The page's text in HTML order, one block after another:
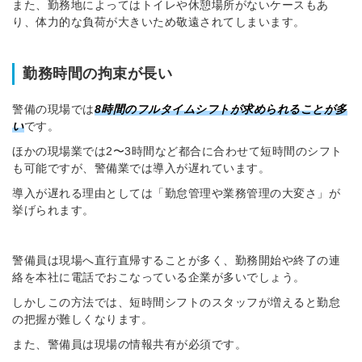
また、勤務地によってはトイレや休憩場所がないケースもあ
り、体力的な負荷が大きいため敬遠されてしまいます。
勤務時間の拘束が長い
警備の現場では8時間のフルタイムシフトが求められることが多
いです。
ほかの現場業では2〜3時間など都合に合わせて短時間のシフト
も可能ですが、警備業では導入が遅れています。
導入が遅れる理由としては「勤怠管理や業務管理の大変さ」が
挙げられます。
警備員は現場へ直行直帰することが多く、勤務開始や終了の連
絡を本社に電話でおこなっている企業が多いでしょう。
しかしこの方法では、短時間シフトのスタッフが増えると勤怠
の把握が難しくなります。
また、警備員は現場の情報共有が必須です。